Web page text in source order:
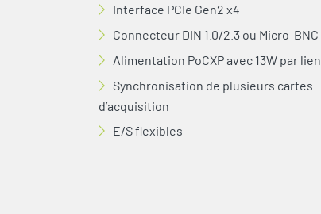
Interface PCIe Gen2 x4
Connecteur DIN 1.0/2.3 ou Micro-BNC
Alimentation PoCXP avec 13W par lien
Synchronisation de plusieurs cartes
d’acquisition
E/S flexibles